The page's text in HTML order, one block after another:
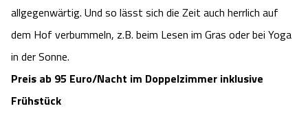
allgegenwärtig. Und so lässt sich die Zeit auch herrlich auf
dem Hof verbummeln, z.B. beim Lesen im Gras oder bei Yoga
in der Sonne.
Preis ab 95 Euro/Nacht im Doppelzimmer inklusive
Frühstück